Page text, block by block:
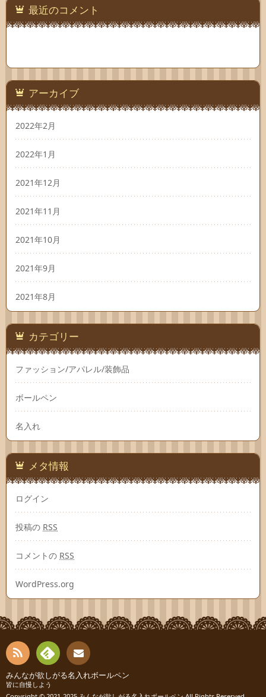
最近のコメント
アーカイブ
2022年2月
2022年1月
2021年12月
2021年11月
2021年10月
2021年9月
2021年8月
カテゴリー
ファッション/アパレル/装飾品
ボールペン
名入れ
メタ情報
ログイン
投稿の RSS
コメントの RSS
WordPress.org
RSS
Fee
連絡
みんなが欲しがる名入れボールペン
皆に自慢しよう